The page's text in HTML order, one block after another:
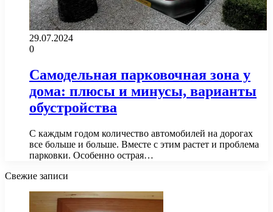
29.07.2024
0
Самодельная парковочная зона у
дома: плюсы и минусы, варианты
обустройства
С каждым годом количество автомобилей на дорогах
все больше и больше. Вместе с этим растет и проблема
парковки. Особенно острая…
Свежие записи